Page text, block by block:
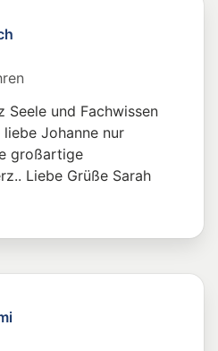
Seele und Fachwissen
Johanne nur
großartige
Liebe Grüße Sarah